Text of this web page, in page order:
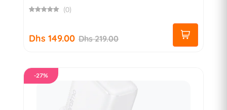
(0)
Dhs 149.00 Dhs 219.00
-27%